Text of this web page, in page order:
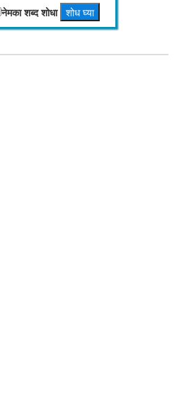
नेमका शब्द शोधा शोध घ्या